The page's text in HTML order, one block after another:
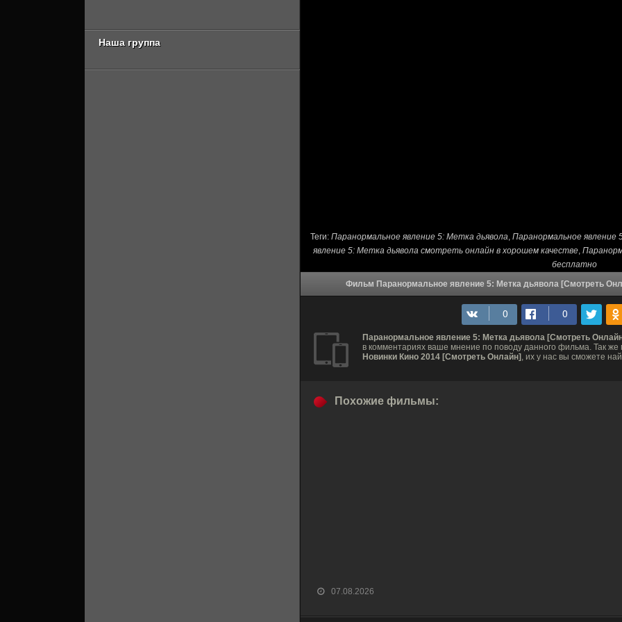
Теги: Паранормальное явление 5: Метка дьявола Паранормальное явление
явление 5: Метка дьявола смотреть онлайн в хорошем качестве
бесплатно
Фильм Паранормальное явление 5: Метка дьявола [Смотреть
Паранормальное явление 5: Метка дьявола [Смотреть
в комментариях ваше мнение по поводу данного фильма. Так
Новинки Кино 2014 [Смотреть Онлайн] , их у нас вы сможете
07.08.2026
Похожие фильмы:
Наша группа